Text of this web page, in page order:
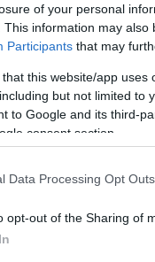
of your personal
This information may
Participants that may
that this website/app
but not limited to
to Google and its third-
consent section.
Data Processing Opt Outs
opt-out of the Sharing of
de enero a las 21:00
que presente
Giménez, Savic,
Luis Suárez.